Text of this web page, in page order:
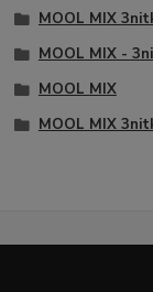
MOOL MIX
MOOL MIX -
MOOL MIX
MOOL MIX